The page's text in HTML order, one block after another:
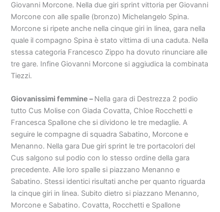
Giovanni Morcone. Nella due giri sprint vittoria per Giovanni
Morcone con alle spalle (bronzo) Michelangelo Spina.
Morcone si ripete anche nella cinque giri in linea, gara nella
quale il compagno Spina è stato vittima di una caduta. Nella
stessa categoria Francesco Zippo ha dovuto rinunciare alle
tre gare. Infine Giovanni Morcone si aggiudica la combinata
Tiezzi.
Giovanissimi femmine –Nella gara di Destrezza 2 podio
tutto Cus Molise con Giada Covatta, Chloe Rocchetti e
Francesca Spallone che si dividono le tre medaglie. A
seguire le compagne di squadra Sabatino, Morcone e
Menanno. Nella gara Due giri sprint le tre portacolori del
Cus salgono sul podio con lo stesso ordine della gara
precedente. Alle loro spalle si piazzano Menanno e
Sabatino. Stessi identici risultati anche per quanto riguarda
la cinque giri in linea. Subito dietro si piazzano Menanno,
Morcone e Sabatino. Covatta, Rocchetti e Spallone